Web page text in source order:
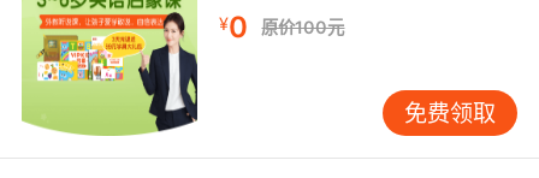
¥0 原价100元
免费领取